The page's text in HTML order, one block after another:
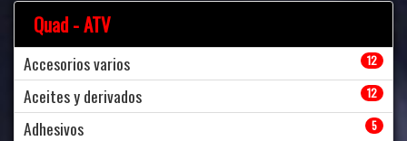
Quad - ATV
Accesorios varios 12
Aceites y derivados 12
Adhesivos 5